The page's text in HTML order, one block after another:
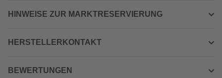
HINWEISE ZUR MARKTRESERVIERUNG
HERSTELLERKONTAKT
BEWERTUNGEN